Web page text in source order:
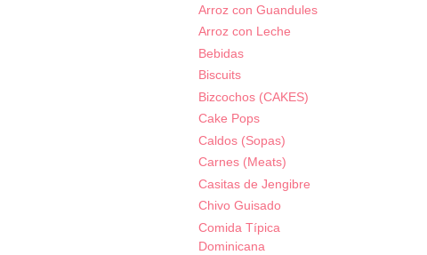
Arroz con Guandules
Arroz con Leche
Bebidas
Biscuits
Bizcochos (CAKES)
Cake Pops
Caldos (Sopas)
Carnes (Meats)
Casitas de Jengibre
Chivo Guisado
Comida Típica
Dominicana